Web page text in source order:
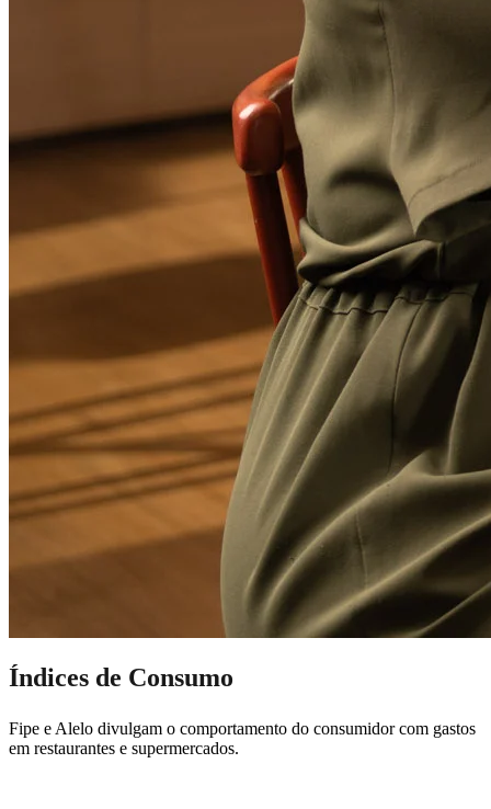
Índices de Consumo
Fipe e Alelo divulgam o comportamento do consumidor com gastos
em restaurantes e supermercados.